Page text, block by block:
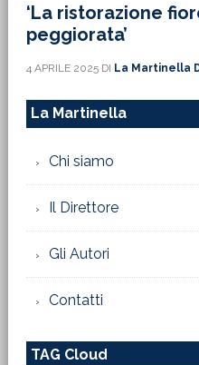
‘La ristorazione
peggiorata’
4 APRILE 2025DI La Martinella
La Martinella
Chi siamo
Il Direttore
Gli Autori
Contatti
TAG Cloud